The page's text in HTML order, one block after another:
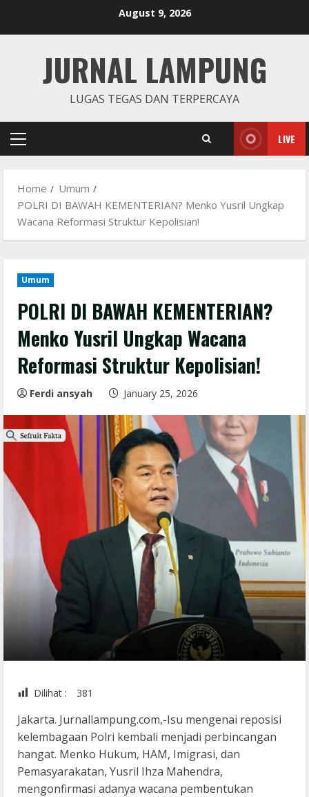
August 9, 2026
JURNAL LAMPUNG
LUGAS TEGAS DAN TERPERCAYA
Primary
LIVE
Home
Umum
POLRI DI BAWAH KEMENTERIAN? Menko Yusril Ungkap
Wacana Reformasi Struktur Kepolisian!
Umum
POLRI DI BAWAH KEMENTERIAN?
Menko Yusril Ungkap Wacana
Reformasi Struktur Kepolisian!
Ferdi ansyah January 25, 2026
Dilihat : 381
Jakarta. Jurnallampung.com,-Isu mengenai reposisi
kelembagaan Polri kembali menjadi perbincangan
hangat. Menko Hukum, HAM, Imigrasi, dan
Pemasyarakatan, Yusril Ihza Mahendra,
mengonfirmasi adanya wacana pembentukan